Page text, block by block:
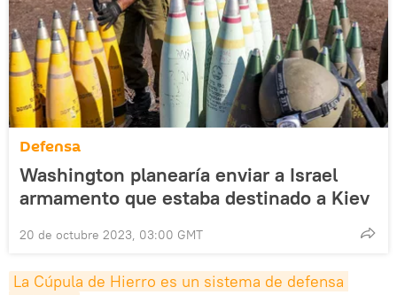
Defensa
Washington planearía enviar a Israel
armamento que estaba destinado a Kiev
20 de octubre 2023, 03:00 GMT
La Cúpula de Hierro es un sistema de defensa